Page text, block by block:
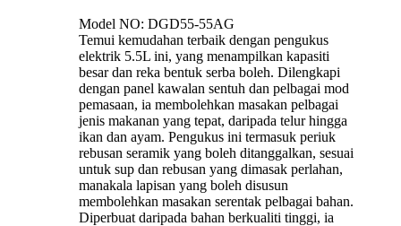
Model NO: DGD55-55AG
Temui kemudahan terbaik dengan pengukus
elektrik 5.5L ini, yang menampilkan kapasiti
besar dan reka bentuk serba boleh. Dilengkapi
dengan panel kawalan sentuh dan pelbagai mod
pemasaan, ia membolehkan masakan pelbagai
jenis makanan yang tepat, daripada telur hingga
ikan dan ayam. Pengukus ini termasuk periuk
rebusan seramik yang boleh ditanggalkan, sesuai
untuk sup dan rebusan yang dimasak perlahan,
manakala lapisan yang boleh disusun
membolehkan masakan serentak pelbagai bahan.
Diperbuat daripada bahan berkualiti tinggi, ia